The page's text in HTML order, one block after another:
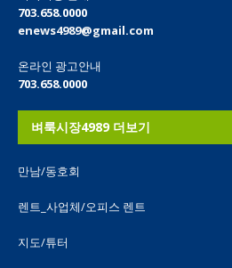
703.658.0000
enews4989@gmail.com
온라인 광고안내
703.658.0000
벼룩시장4989 더보기
만남/동호회
렌트_사업체/오피스 렌트
지도/튜터